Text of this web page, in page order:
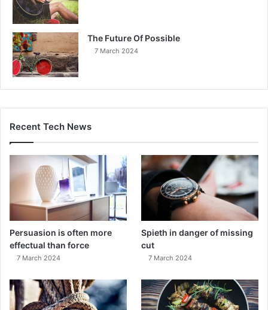
The Future Of Possible
7 March 2024
Recent Tech News
Persuasion is often more
effectual than force
7 March 2024
Spieth in danger of missing
cut
7 March 2024